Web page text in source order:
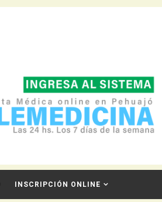
INSCRIPCIÓN ONLINE